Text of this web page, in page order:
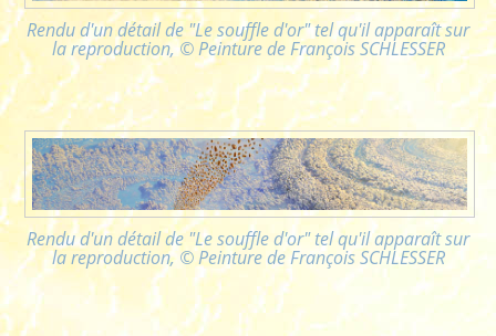
Rendu d'un détail de "Le souffle d'or" tel qu'il apparaît sur
la reproduction, © Peinture de François SCHLESSER
Rendu d'un détail de "Le souffle d'or" tel qu'il apparaît sur
la reproduction, © Peinture de François SCHLESSER